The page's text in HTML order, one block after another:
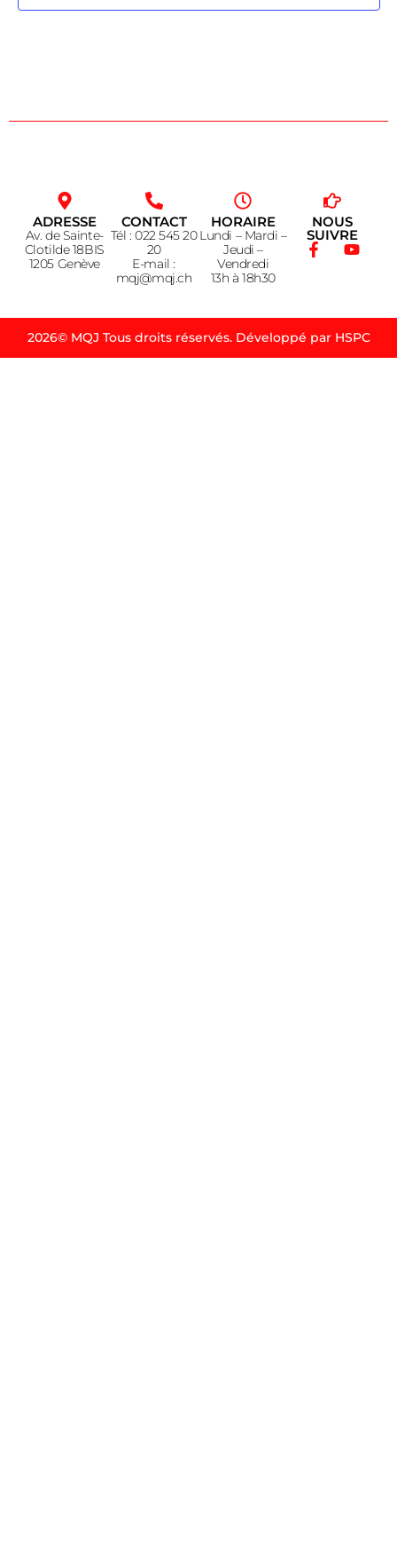
ADRESSE
Av. de Sainte-
Clotilde 18BIS
1205 Genève
CONTACT
Tél : 022 545 20
20
E-mail :
mqj@mqj.ch
HORAIRE
Lundi – Mardi –
Jeudi –
Vendredi
13h à 18h30
NOUS
SUIVRE
2026© MQJ Tous droits réservés. Développé par HSPC